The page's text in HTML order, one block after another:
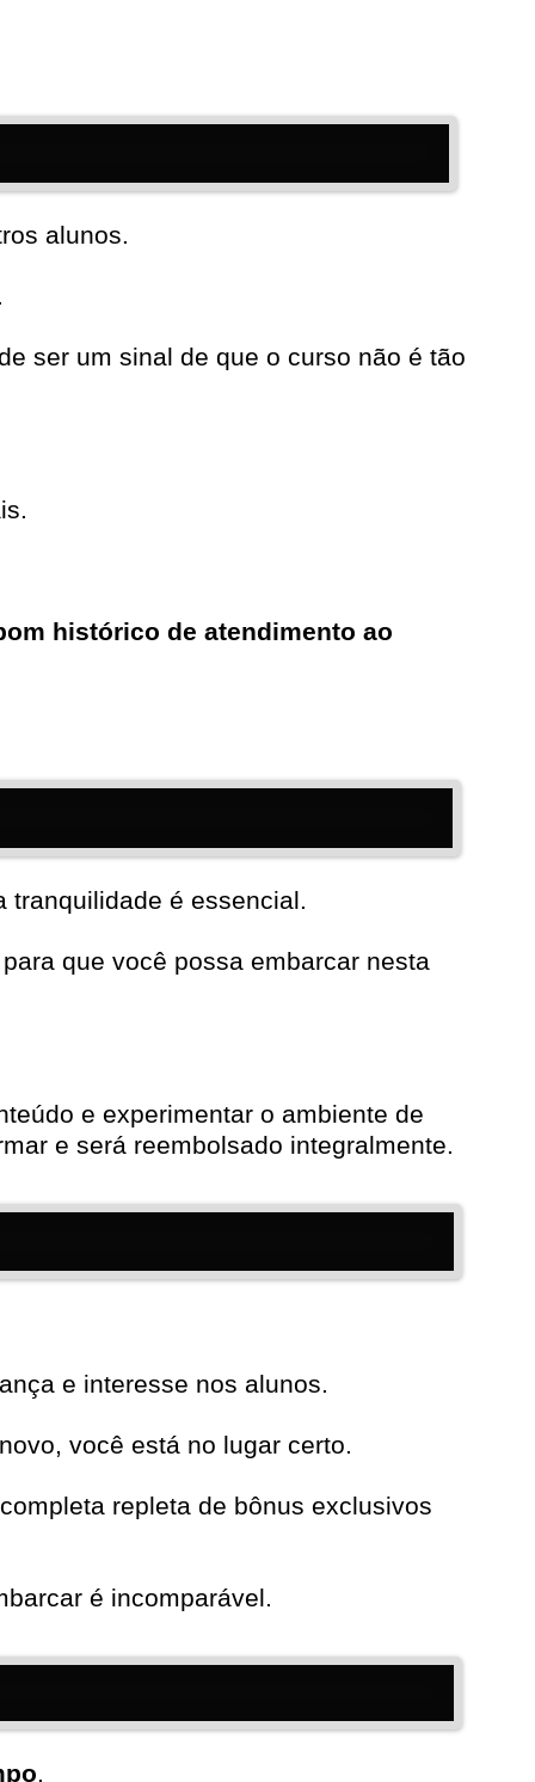
alunos.
ser um sinal de que o curso não é tão
histórico de atendimento ao
tranquilidade é essencial.
que você possa embarcar nesta
e experimentar o ambiente de
e será reembolsado integralmente.
e interesse nos alunos.
você está no lugar certo.
repleta de bônus exclusivos
é incomparável.
.